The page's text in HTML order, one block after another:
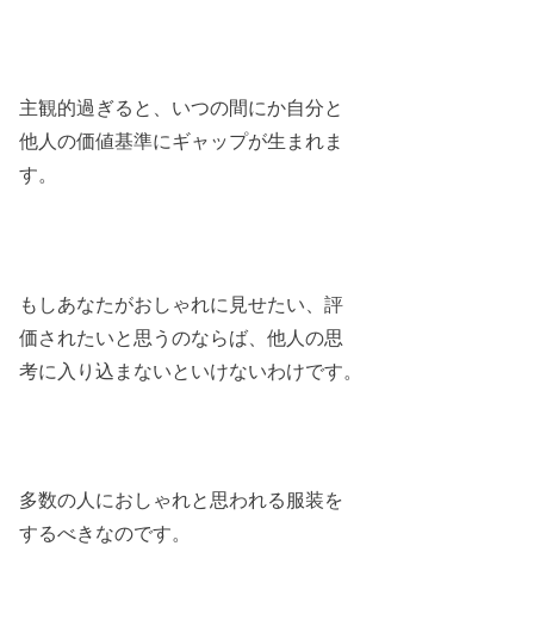
主観的過ぎると、いつの間にか自分と
他人の価値基準にギャップが生まれま
す。
もしあなたがおしゃれに見せたい、評
価されたいと思うのならば、他人の思
考に入り込まないといけないわけです。
多数の人におしゃれと思われる服装を
するべきなのです。